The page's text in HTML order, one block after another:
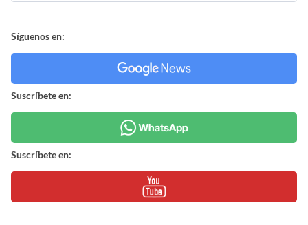
Síguenos en:
Suscríbete en:
Suscríbete en: